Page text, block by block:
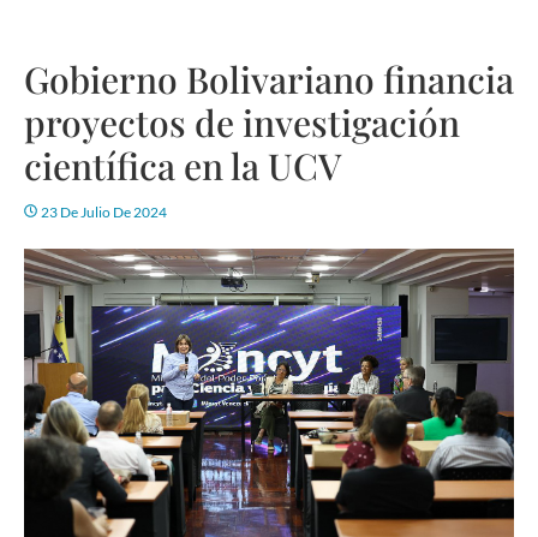
Gobierno Bolivariano financia
proyectos de investigación
científica en la UCV
23 De Julio De 2024